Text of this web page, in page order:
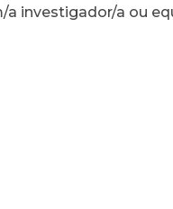
investigador/a ou